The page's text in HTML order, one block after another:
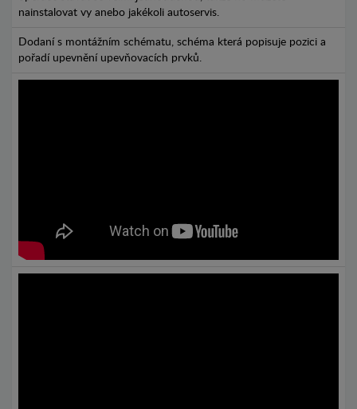
nainstalovat vy anebo jakékoli autoservis.
Dodaní s montážním schématu, schéma která popisuje pozici a
pořadí upevnění upevňovacích prvků.